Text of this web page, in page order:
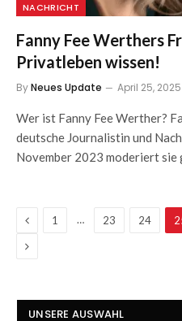
NACHRICHT
Fanny Fee Werthers
Privatleben wissen!
ByNeues Update April 25, 2025
Wer ist Fanny Fee Werther?
deutsche Journalistin und
November 2023 moderiert sie
Previous
1 … 23 24
Next
UNSERE AUSWAHL